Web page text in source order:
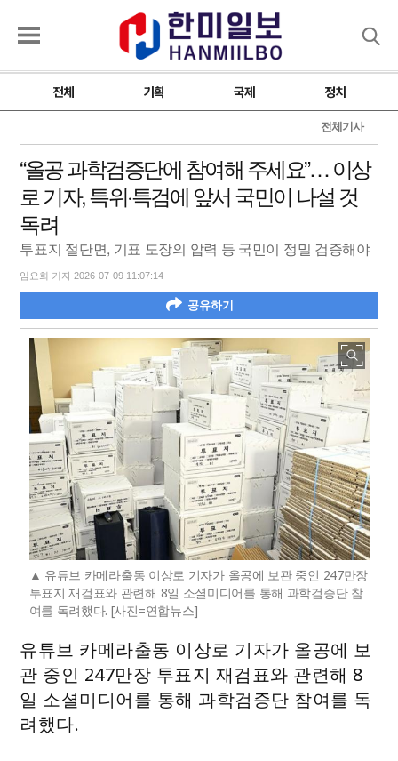
전체 기획 국제 정치
전체기사
“올공 과학검증단에 참여해 주세요”… 이상
로 기자, 특위·특검에 앞서 국민이 나설 것
독려
투표지 절단면, 기표 도장의 압력 등 국민이 정밀 검증해야
임요희 기자 2026-07-09 11:07:14
공유하기
유튜브 카메라출동 이상로 기자가 올공에 보관 중인 247만장
투표지 재검표와 관련해 8일 소셜미디어를 통해 과학검증단 참
여를 독려했다. [사진=연합뉴스]
유튜브 카메라출동 이상로 기자가 올공에 보
관 중인 247만장 투표지 재검표와 관련해 8
일 소셜미디어를 통해 과학검증단 참여를 독
려했다.